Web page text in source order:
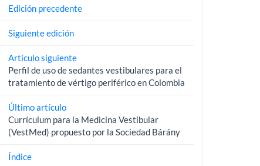
Edición precedente
Siguiente edición
Artículo siguiente
Perfil de uso de sedantes vestibulares para el
tratamiento de vértigo periférico en Colombia
Último artículo
Currículum para la Medicina Vestibular
(VestMed) propuesto por la Sociedad Bárány
Índice